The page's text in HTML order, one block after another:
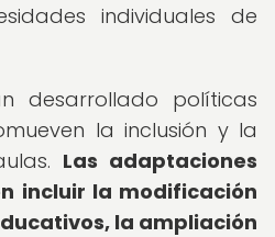
individuales de
desarrollado políticas
la inclusión y la
Las adaptaciones
incluir la modificación
la ampliación